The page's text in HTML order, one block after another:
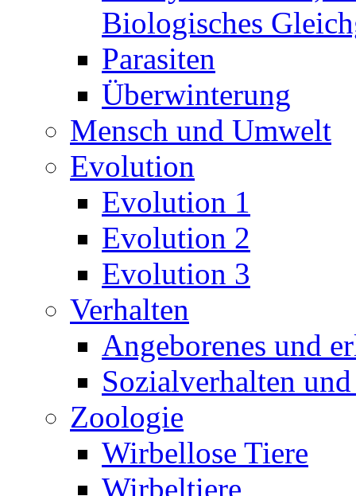
Biologisches
Parasiten
Überwinterung
Mensch und Umwelt
Evolution
Evolution 1
Evolution 2
Evolution 3
Verhalten
Angeborenes und
Sozialverhalten
Zoologie
Wirbellose Tiere
Wirbeltiere